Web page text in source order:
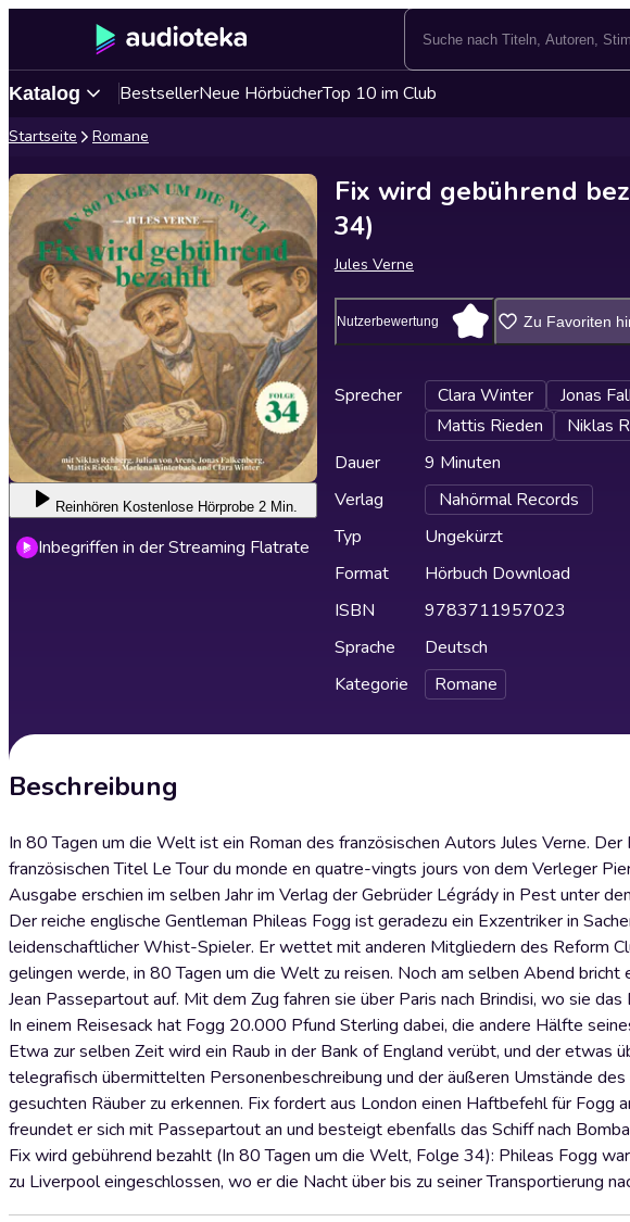
Katalog BestsellerNeue HörbücherTop 10 im Club
Startseite Romane
Reinhören Kostenlose Hörprobe 2 Min.
Inbegriffen in der Streaming Flatrate
Fix wird gebührend
34)
Jules Verne
Nutzerbewertung Zu Favoriten
Sprecher Clara Winter Jonas
Mattis Rieden
Niklas
Dauer
9 Minuten
Verlag
Nahörmal Records
Typ
Ungekürzt
Format
Hörbuch Download
ISBN
9783711957023
Sprache
Deutsch
Kategorie
Romane
Beschreibung
In 80 Tagen um die Welt ist ein Roman des französischen Autors Jules Verne.
französischen Titel Le Tour du monde en quatre-vingts jours von dem Verleger
Ausgabe erschien im selben Jahr im Verlag der Gebrüder Légrády in Pest unter
Der reiche englische Gentleman Phileas Fogg ist geradezu ein Exzentriker in
leidenschaftlicher Whist-Spieler. Er wettet mit anderen Mitgliedern des Reform
gelingen werde, in 80 Tagen um die Welt zu reisen. Noch am selben Abend
Jean Passepartout auf. Mit dem Zug fahren sie über Paris nach Brindisi, wo sie
In einem Reisesack hat Fogg 20.000 Pfund Sterling dabei, die andere Hälfte
Etwa zur selben Zeit wird ein Raub in der Bank of England verübt, und der etwas
telegrafisch übermittelten Personenbeschreibung und der äußeren Umstände
gesuchten Räuber zu erkennen. Fix fordert aus London einen Haftbefehl für Fogg
freundet er sich mit Passepartout an und besteigt ebenfalls das Schiff nach
Fix wird gebührend bezahlt (In 80 Tagen um die Welt, Folge 34): Phileas Fogg
zu Liverpool eingeschlossen, wo er die Nacht über bis zu seiner Transportierung